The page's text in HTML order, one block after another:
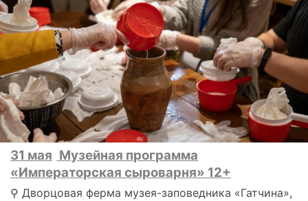
31 мая Музейная программа
«Императорская сыроварня» 12+
⚲ Дворцовая ферма музея-заповедника «Гатчина»,